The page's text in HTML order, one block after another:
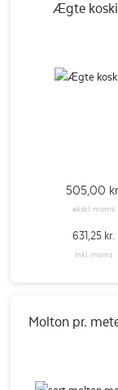
Ægte
505,00
ekskl. moms
631,25 kr.
inkl. moms
Molton pr.